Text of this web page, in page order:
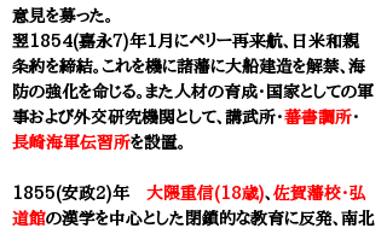
意見を募った。
翌1854(嘉永7)年1月にペリー再来航、日米和親
条約を締結。これを機に諸藩に大船建造を解禁、海
防の強化を命じる。また人材の育成・国家としての軍
事および外交研究機関として、講武所・蕃書調所・
長崎海軍伝習所を設置。
1855(安政2)年 大隈重信(18歳)、 佐賀藩校・弘
道館の漢学を中心とした閉鎖的な教育に反発、 南北